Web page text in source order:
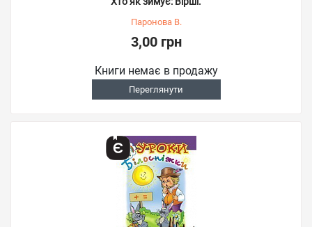
Паронова В.
3,00 грн
Книги немає в продажу
Переглянути